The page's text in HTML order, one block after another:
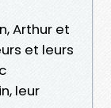
Arthur et
et leurs
leur